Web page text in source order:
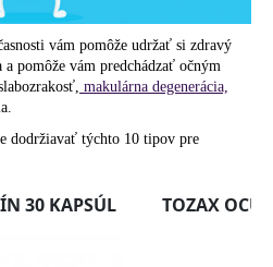
vám pomôže udržať si zdravý
pomôže vám predchádzať očným
makulárna degenerácia,
dodržiavať týchto 10 tipov pre